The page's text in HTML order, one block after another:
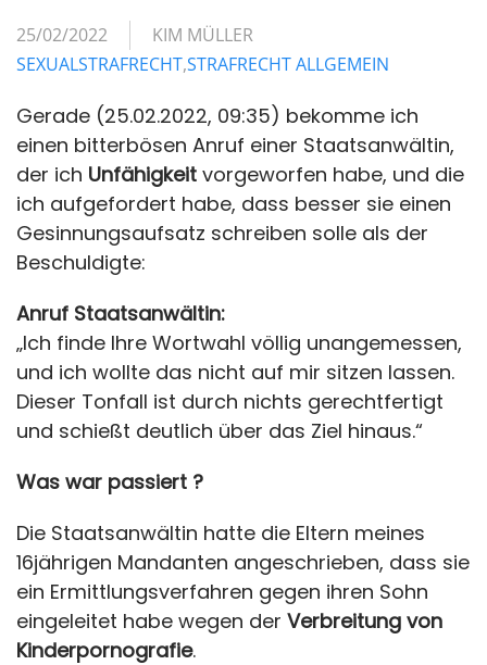
25/02/2022
KIM MÜLLER
SEXUALSTRAFRECHT,STRAFRECHT ALLGEMEIN
Gerade (25.02.2022, 09:35) bekomme ich
einen bitterbösen Anruf einer Staatsanwältin,
der ich Unfähigkeit vorgeworfen habe, und die
ich aufgefordert habe, dass besser sie einen
Gesinnungsaufsatz schreiben solle als der
Beschuldigte:
Anruf Staatsanwältin:
„Ich finde Ihre Wortwahl völlig unangemessen,
und ich wollte das nicht auf mir sitzen lassen.
Dieser Tonfall ist durch nichts gerechtfertigt
und schießt deutlich über das Ziel hinaus.“
Was war passiert ?
Die Staatsanwältin hatte die Eltern meines
16jährigen Mandanten angeschrieben, dass sie
ein Ermittlungsverfahren gegen ihren Sohn
eingeleitet habe wegen der Verbreitung von
Kinderpornografie.